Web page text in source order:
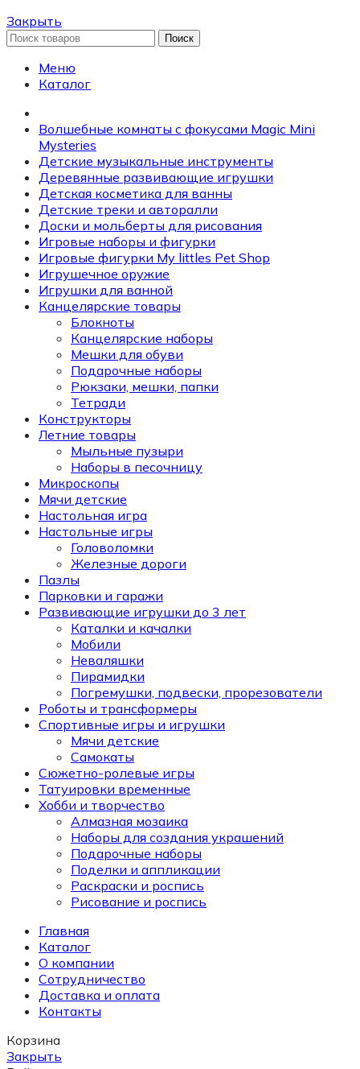
Закрыть
Поиск
Меню
Каталог
Волшебные комнаты с фокусами Magic Mini
Mysteries
Детские музыкальные инструменты
Деревянные развивающие игрушки
Детская косметика для ванны
Детские треки и авторалли
Доски и мольберты для рисования
Игровые наборы и фигурки
Игровые фигурки My littles Pet Shop
Игрушечное оружие
Игрушки для ванной
Канцелярские товары
Блокноты
Канцелярские наборы
Мешки для обуви
Подарочные наборы
Рюкзаки, мешки, папки
Тетради
Конструкторы
Летние товары
Мыльные пузыри
Наборы в песочницу
Микроскопы
Мячи детские
Настольная игра
Настольные игры
Головоломки
Железные дороги
Пазлы
Парковки и гаражи
Развивающие игрушки до 3 лет
Каталки и качалки
Мобили
Неваляшки
Пирамидки
Погремушки, подвески, прорезователи
Роботы и трансформеры
Спортивные игры и игрушки
Мячи детские
Самокаты
Сюжетно-ролевые игры
Татуировки временные
Хобби и творчество
Алмазная мозаика
Наборы для создания украшений
Подарочные наборы
Поделки и аппликации
Раскраски и роспись
Рисование и роспись
Главная
Каталог
О компании
Сотрудничество
Доставка и оплата
Контакты
Корзина
Закрыть